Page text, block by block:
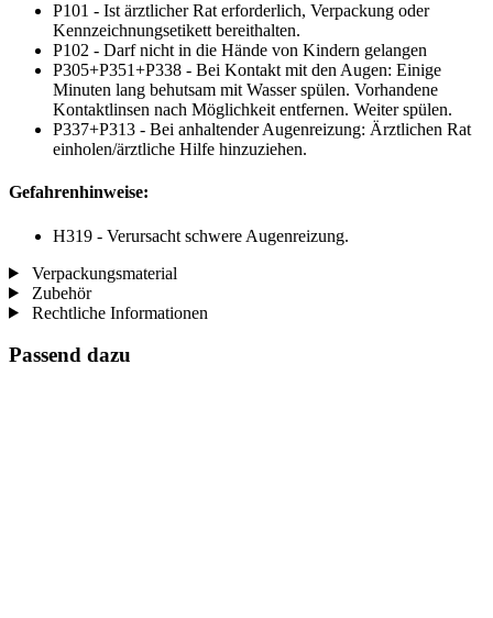
P101 - Ist ärztlicher Rat erforderlich, Verpackung oder
Kennzeichnungsetikett bereithalten.
P102 - Darf nicht in die Hände von Kindern gelangen
P305+P351+P338 - Bei Kontakt mit den Augen: Einige
Minuten lang behutsam mit Wasser spülen. Vorhandene
Kontaktlinsen nach Möglichkeit entfernen. Weiter spülen.
P337+P313 - Bei anhaltender Augenreizung: Ärztlichen Rat
einholen/ärztliche Hilfe hinzuziehen.
Gefahrenhinweise:
H319 - Verursacht schwere Augenreizung.
Verpackungsmaterial
Zubehör
Rechtliche Informationen
Passend dazu